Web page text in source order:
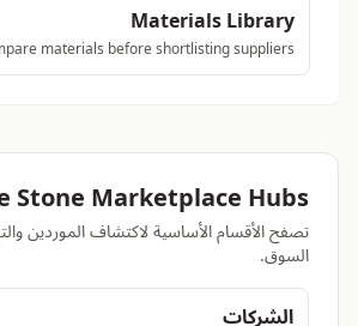
Materials Library
materials before shortlisting suppliers.
Stone Marketplace Hubs
تصفح الأقسام الأساسية لاكتشاف الموردين
السوق.
الشركات